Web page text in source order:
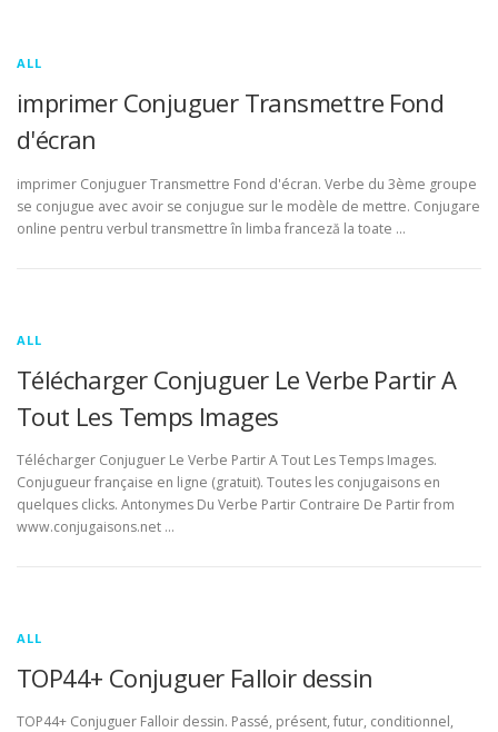
ALL
imprimer Conjuguer Transmettre Fond
d'écran
imprimer Conjuguer Transmettre Fond d'écran. Verbe du 3ème groupe
se conjugue avec avoir se conjugue sur le modèle de mettre. Conjugare
online pentru verbul transmettre în limba franceză la toate …
ALL
Télécharger Conjuguer Le Verbe Partir A
Tout Les Temps Images
Télécharger Conjuguer Le Verbe Partir A Tout Les Temps Images.
Conjugueur française en ligne (gratuit). Toutes les conjugaisons en
quelques clicks. Antonymes Du Verbe Partir Contraire De Partir from
www.conjugaisons.net …
ALL
TOP44+ Conjuguer Falloir dessin
TOP44+ Conjuguer Falloir dessin. Passé, présent, futur, conditionnel,